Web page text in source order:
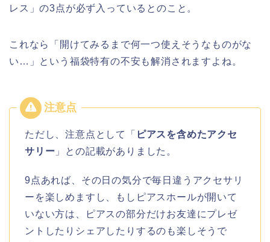
レス」の3点が必ず入っているとのこと。
これなら「開けてみるまで何一つ使えそうなものがな
い…」という福袋特有の不安も解消されますよね。
ただし、注意点として「 ピアスを含めたアクセ
サリー 」との記載がありました。
9点あれば、その日の気分で毎日違うアクセサリ
ーを楽しめますし、もしピアスホールが開いて
いない方は、ピアスの部分だけお友達にプレゼ
ントしたりシェアしたりするのも楽しそうで